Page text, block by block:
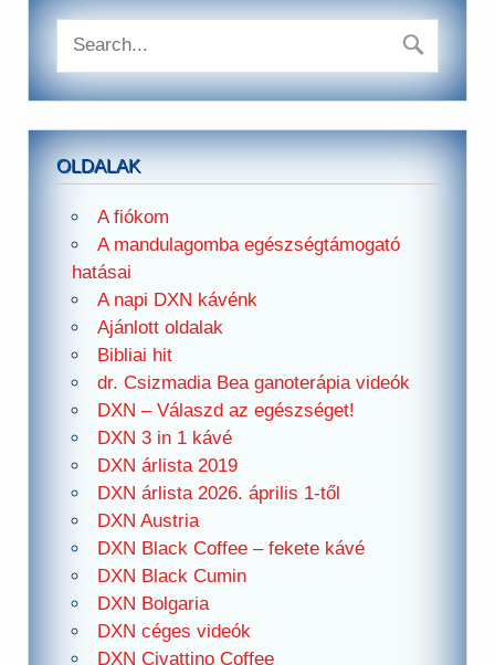
OLDALAK
A fiókom
A mandulagomba egészségtámogató
hatásai
A napi DXN kávénk
Ajánlott oldalak
Bibliai hit
dr. Csizmadia Bea ganoterápia videók
DXN – Válaszd az egészséget!
DXN 3 in 1 kávé
DXN árlista 2019
DXN árlista 2026. április 1-től
DXN Austria
DXN Black Coffee – fekete kávé
DXN Black Cumin
DXN Bolgaria
DXN céges videók
DXN Civattino Coffee